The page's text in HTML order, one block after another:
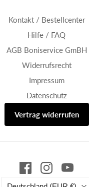
Kontakt / Bestellcenter
Hilfe / FAQ
AGB Boniservice GmBH
Widerrufsrecht
Impressum
Datenschutz
Vertrag widerrufen
Land